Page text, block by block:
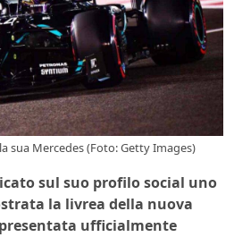
sua Mercedes (Foto: Getty Images)
sul suo profilo social uno
la livrea della nuova
ufficialmente